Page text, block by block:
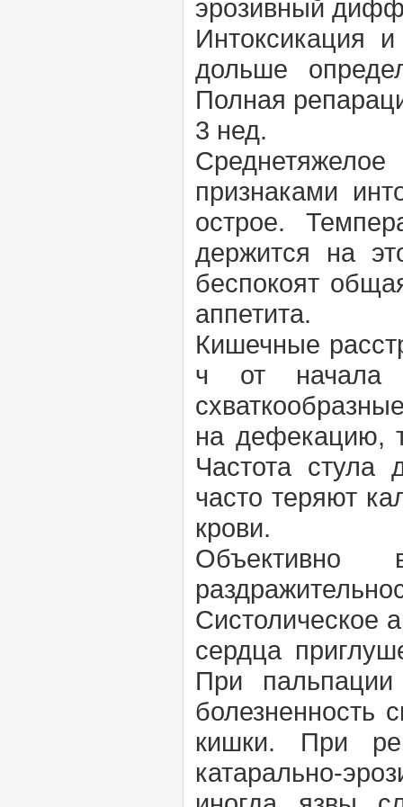
эрозивный
Интоксикация
дольше
Полная
3 нед.
признаками
острое.
держится на
беспокоят
аппетита.
Кишечные
ч от начала
на дефекацию,
Частота стула
часто теряют
крови.
Объективно
Систолическое
сердца
При
болезненность
кишки. При
катарально-